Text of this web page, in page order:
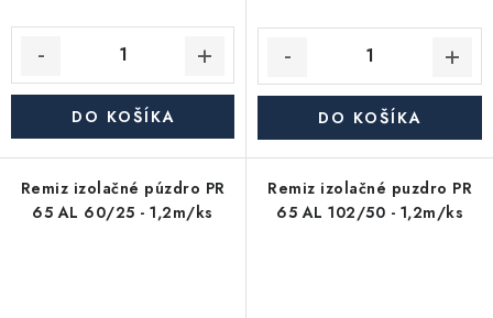
DO KOŠÍKA DO KOŠÍKA
Remiz izolačné púzdro PR
65 AL 60/25 - 1,2m/ks
Remiz izolačné puzdro PR
65 AL 102/50 - 1,2m/ks